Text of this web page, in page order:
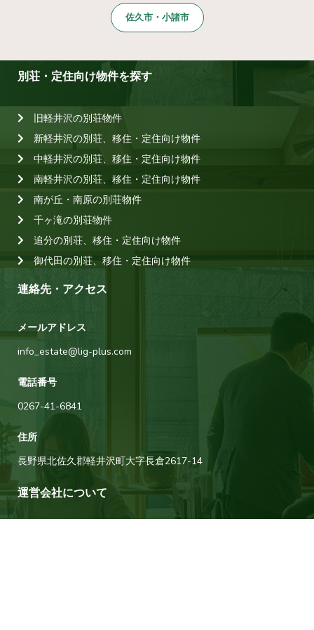
佐久市・小諸市
別荘・定住向け物件を探す
旧軽井沢の別荘物件
新軽井沢の別荘、移住・定住向け物件
中軽井沢の別荘、移住・定住向け物件
南軽井沢の別荘、移住・定住向け物件
南が丘・南原の別荘物件
千ヶ滝の別荘物件
追分の別荘、移住・定住向け物件
御代田の別荘、移住・定住向け物件
連絡先・アクセス
メールアドレス
info_estate@lig-plus.com
電話番号
0267-41-6841
住所
長野県北佐久郡軽井沢町大字長倉2617-14
運営会社について